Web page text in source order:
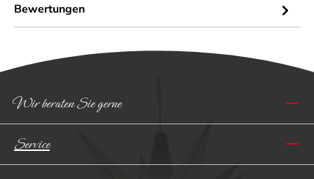
Bewertungen
Wir beraten Sie gerne
Service